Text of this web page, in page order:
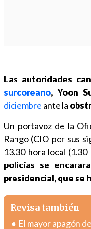
Las autoridades
surcoreano, Yoon
diciembre ante la
Un portavoz de la
Rango (CIO por sus
13.30 hora local
policías se
presidencial, que se
Revisa también
El mayor apagón